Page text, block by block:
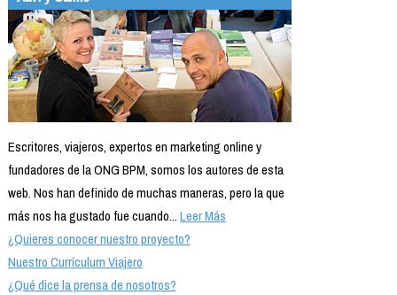
Escritores, viajeros, expertos en marketing online y
fundadores de la ONG BPM, somos los autores de esta
web. Nos han definido de muchas maneras, pero la que
más nos ha gustado fue cuando...Leer Más
¿Quieres conocer nuestro proyecto?
Nuestro Currículum Viajero
¿Qué dice la prensa de nosotros?